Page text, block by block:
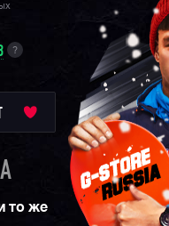
?
то же